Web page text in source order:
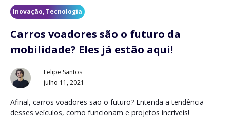
Inovação, Tecnologia
Carros voadores são o futuro da
mobilidade? Eles já estão aqui!
Felipe Santos
julho 11, 2021
Afinal, carros voadores são o futuro? Entenda a tendência
desses veículos, como funcionam e projetos incríveis!